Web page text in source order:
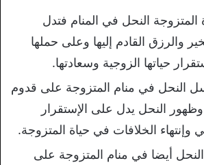
المتزوجة النحل في المنام فتدل
والرزق القادم إليها وعلى حملها
حياتها الزوجية وسعادتها.
النحل في منام المتزوجة على قدوم
وظهور النحل يدل على الإستقرار
وإنتهاء الخلافات في حياة المتزوجة.
أيضا في منام المتزوجة على